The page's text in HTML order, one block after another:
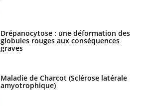
Drépanocytose : une déformation des
globules rouges aux conséquences
graves
Maladie de Charcot (Sclérose latérale
amyotrophique)